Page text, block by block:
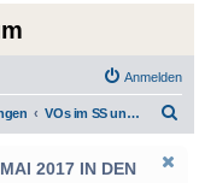
Anmelden
VOs im SS und WS 2014
2017 IN DEN